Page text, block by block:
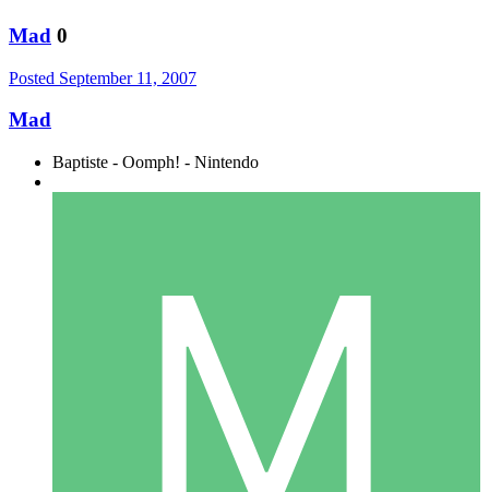
Mad 0
Posted September 11, 2007
Mad
Baptiste - Oomph! - Nintendo